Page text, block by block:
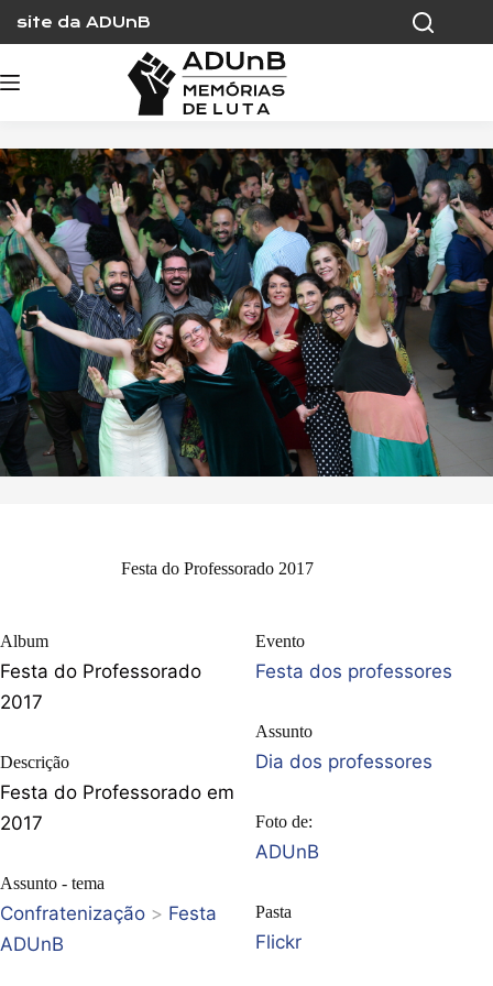
content
site da ADUnB
Festa do Professorado 2017
Album
Festa do Professorado
2017
Descrição
Festa do Professorado em
2017
Assunto - tema
Confratenização > Festa
ADUnB
Evento
Festa dos professores
Assunto
Dia dos professores
Foto de:
ADUnB
Pasta
Flickr